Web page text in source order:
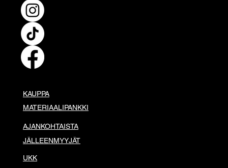
KAUPPA
MATERIAALIPANKKI
AJANKOHTAISTA
JÄLLEENMYYJÄT
UKK